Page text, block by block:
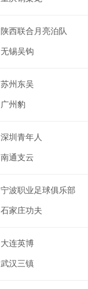
陕西联合月亮泊队
无锡吴钩
苏州东吴
广州豹
深圳青年人
南通支云
宁波职业足球俱乐部
石家庄功夫
大连英博
武汉三镇